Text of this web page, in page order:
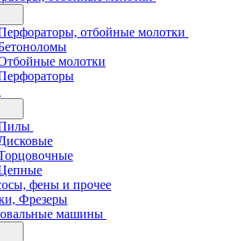
отбойные молотки
молотки
фены и прочее
Фрезеры
машины